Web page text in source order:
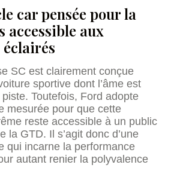
car pensée pour la
accessible aux
SC est clairement conçue
sportive dont l’âme est
Toutefois, Ford adopte
mesurée pour que cette
reste accessible à un public
la GTD. Il s’agit donc d’une
qui incarne la performance
autant renier la polyvalence